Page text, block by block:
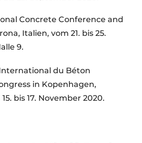
Concrete Conference and
Italien, vom 21. bis 25.
9.
du Béton
in Kopenhagen,
bis 17. November 2020.